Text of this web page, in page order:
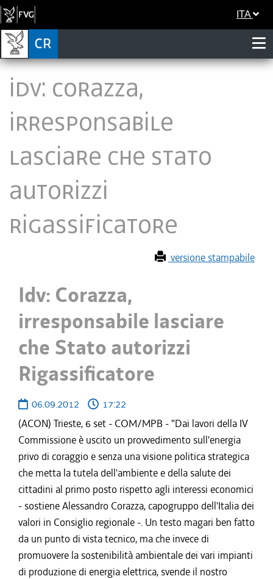
ITA
Idv: Corazza,
irresponsabile
lasciare che Stato
autorizzi
Rigassificatore
versione stampabile
Idv: Corazza,
irresponsabile lasciare
che Stato autorizzi
Rigassificatore
06.09.2012
17:22
(ACON) Trieste, 6 set - COM/MPB - "Dai lavori della IV
Commissione è uscito un provvedimento sull'energia
privo di coraggio e senza una visione politica strategica
che metta la tutela dell'ambiente e della salute dei
cittadini al primo posto rispetto agli interessi economici
- sostiene Alessandro Corazza, capogruppo dell'Italia dei
valori in Consiglio regionale -. Un testo magari ben fatto
da un punto di vista tecnico, ma che invece di
promuovere la sostenibilità ambientale dei vari impianti
di produzione di energia elettrica, svende il nostro